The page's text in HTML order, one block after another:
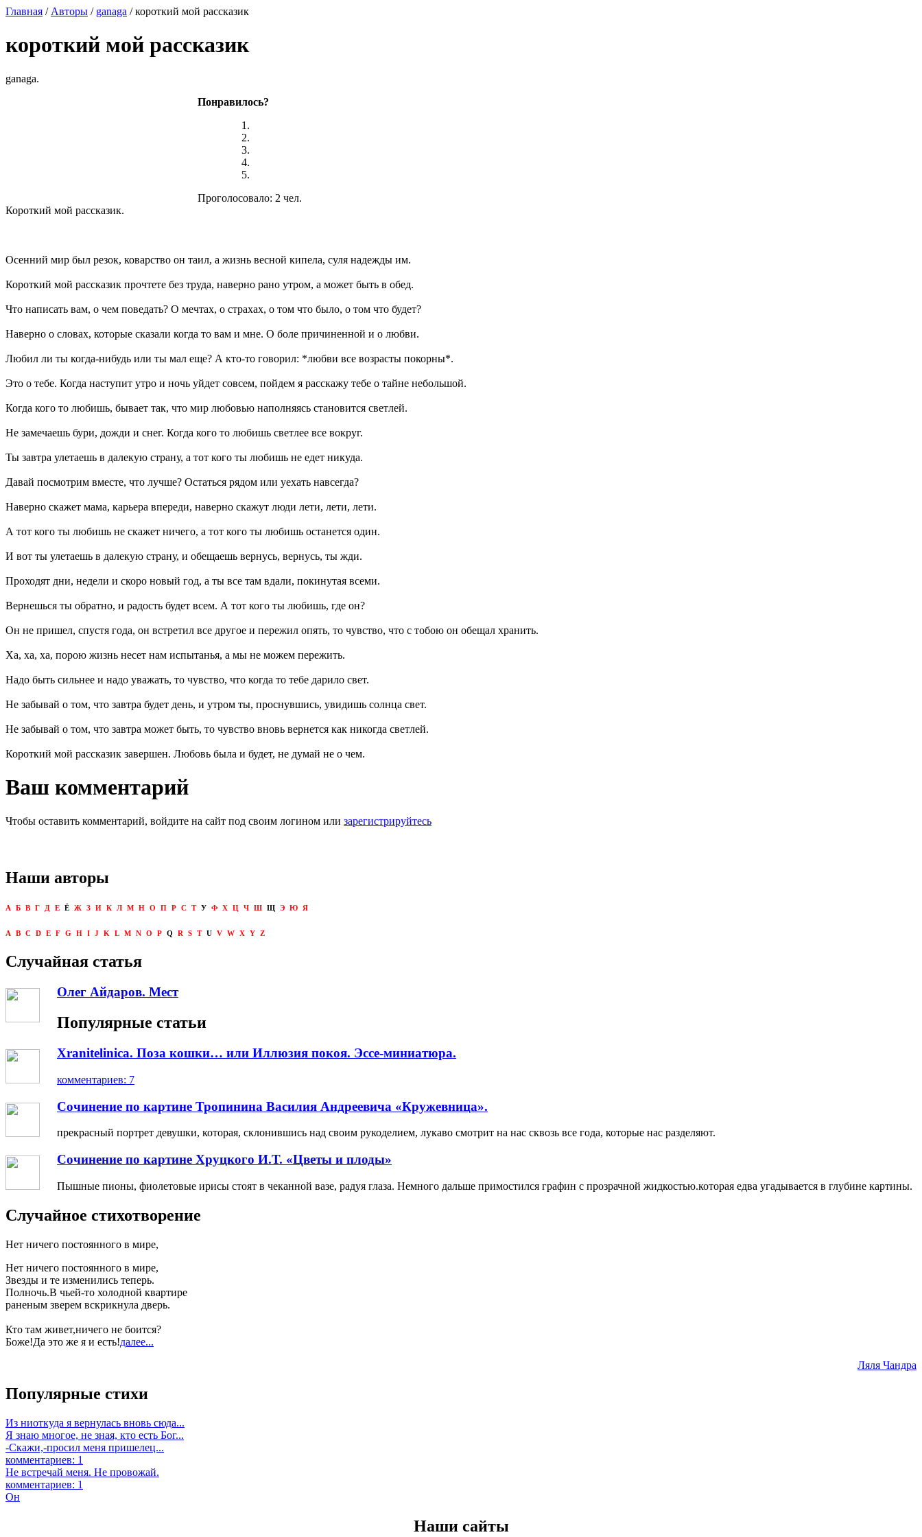
Главная / Авторы / ganaga / короткий мой рассказик
короткий мой рассказик
ganaga.
Понравилось?
Проголосовало: 2 чел.
Короткий мой рассказик.
Осенний мир был резок, коварство он таил, а жизнь весной кипела, суля надежды им.
Короткий мой рассказик прочтете без труда, наверно рано утром, а может быть в обед.
Что написать вам, о чем поведать? О мечтах, о страхах, о том что было, о том что будет?
Наверно о словах, которые сказали когда то вам и мне. О боле причиненной и о любви.
Любил ли ты когда-нибудь или ты мал еще? А кто-то говорил: *любви все возрасты покорны*.
Это о тебе. Когда наступит утро и ночь уйдет совсем, пойдем я расскажу тебе о тайне небольшой.
Когда кого то любишь, бывает так, что мир любовью наполняясь становится светлей.
Не замечаешь бури, дожди и снег. Когда кого то любишь светлее все вокруг.
Ты завтра улетаешь в далекую страну, а тот кого ты любишь не едет никуда.
Давай посмотрим вместе, что лучше? Остаться рядом или уехать навсегда?
Наверно скажет мама, карьера впереди, наверно скажут люди лети, лети, лети.
А тот кого ты любишь не скажет ничего, а тот кого ты любишь останется один.
И вот ты улетаешь в далекую страну, и обещаешь вернусь, вернусь, ты жди.
Проходят дни, недели и скоро новый год, а ты все там вдали, покинутая всеми.
Вернешься ты обратно, и радость будет всем. А тот кого ты любишь, где он?
Он не пришел, спустя года, он встретил все другое и пережил опять, то чувство, что с тобою он обещал хранить.
Ха, ха, ха, порою жизнь несет нам испытанья, а мы не можем пережить.
Надо быть сильнее и надо уважать, то чувство, что когда то тебе дарило свет.
Не забывай о том, что завтра будет день, и утром ты, проснувшись, увидишь солнца свет.
Не забывай о том, что завтра может быть, то чувство вновь вернется как никогда светлей.
Короткий мой рассказик завершен. Любовь была и будет, не думай не о чем.
Ваш комментарий
Чтобы оставить комментарий, войдите на сайт под своим логином или зарегистрируйтесь
Наши авторы
А Б В Г Д Е Ё Ж З И К Л М Н О П Р С Т У Ф Х Ц Ч Ш Щ Э Ю Я
A B C D E F G H I J K L M N O P Q R S T U V W X Y Z
Случайная статья
Олег Айдаров. Мест
Популярные статьи
Xranitelinica. Поза кошки… или Иллюзия покоя. Эссе-миниатюра.
комментариев: 7
Сочинение по картине Тропинина Василия Андреевича «Кружевница».
прекрасный портрет девушки, которая, склонившись над своим рукоделием, лукаво смотрит на нас сквозь все года, которые нас разделяют.
Сочинение по картине Хруцкого И.Т. «Цветы и плоды»
Пышные пионы, фиолетовые ирисы стоят в чеканной вазе, радуя глаза. Немного дальше примостился графин с прозрачной жидкостью.которая едва угадывается в глубине картины.
Случайное стихотворение
Нет ничего постоянного в мире,
Нет ничего постоянного в мире,
Звезды и те изменились теперь.
Полночь.В чьей-то холодной квартире
раненым зверем вскрикнула дверь.
Кто там живет,ничего не боится?
Боже!Да это же я и есть!далее...
Ляля Чандра
Популярные стихи
Из ниоткуда я вернулась вновь сюда...
Я знаю многое, не зная, кто есть Бог...
-Скажи,-просил меня пришелец...
комментариев: 1
Не встречай меня. Не провожай.
комментариев: 1
Он
Наши сайты